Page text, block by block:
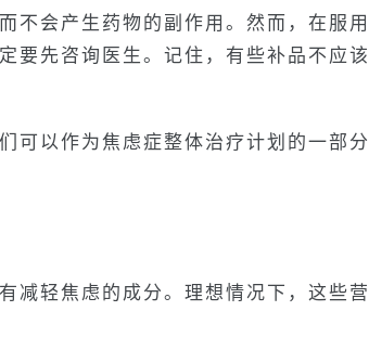
不会产生药物的副作用。然而，在服用
要先咨询医生。记住，有些补品不应该
可以作为焦虑症整体治疗计划的一部分
减轻焦虑的成分。理想情况下，这些营